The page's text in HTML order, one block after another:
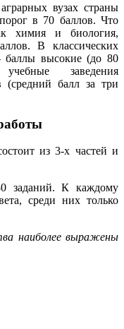
вузах страны
в 70 баллов. Что
химия и биология,
В классических
баллы высокие (до 80
заведения
(средний балл за три
из 3-х частей и
заданий. К каждому
среди них только
наиболее выражены